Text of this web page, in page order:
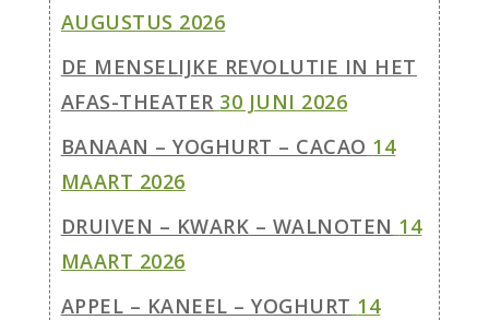
AUGUSTUS 2026
DE MENSELIJKE REVOLUTIE IN HET
AFAS-THEATER 30 JUNI 2026
BANAAN – YOGHURT – CACAO 14
MAART 2026
DRUIVEN – KWARK – WALNOTEN 14
MAART 2026
APPEL – KANEEL – YOGHURT 14